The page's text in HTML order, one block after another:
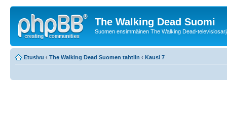
The Walking Dead Suomi
Suomen ensimmäinen The Walking Dead-
Etusivu ‹ The Walking Dead Suomen tahtiin ‹ Kausi 7